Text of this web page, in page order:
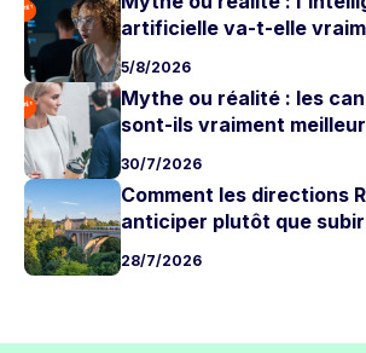
artificielle va-t-elle
les postes juniors ?
5/8/2026
Mythe ou réalité : les
sont-ils vraiment
candidats actifs ?
30/7/2026
Comment les directions
anticiper plutôt que
d'été
28/7/2026